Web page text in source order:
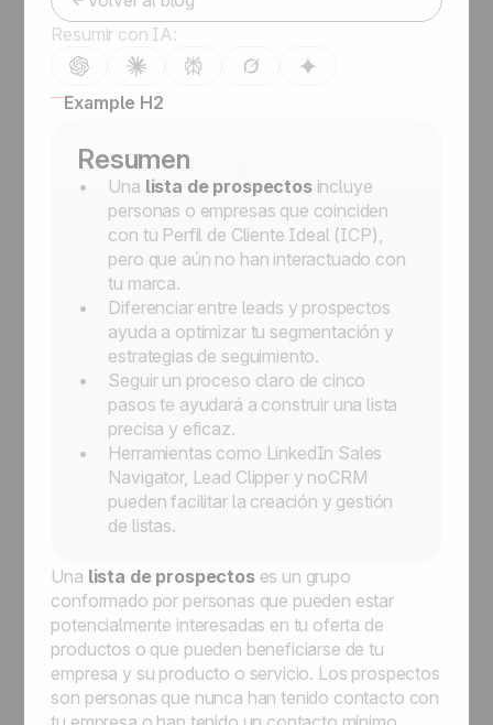
Resumir con IA:
Example H2
Resumen
Una lista de prospectosincluye
personas o empresas que coinciden
con tu Perfil de Cliente Ideal (ICP),
pero que aún no han interactuado con
tu marca.
Diferenciar entre leads y prospectos
ayuda a optimizar tu segmentación y
estrategias de seguimiento.
Seguir un proceso claro de cinco
pasos te ayudará a construir una lista
precisa y eficaz.
Herramientas como LinkedIn Sales
Navigator, Lead Clipper y noCRM
pueden facilitar la creación y gestión
de listas.
Una lista de prospectoses un grupo
conformado por personas que pueden estar
potencialmente interesadas en tu oferta de
productos o que pueden beneficiarse de tu
empresa y su producto o servicio. Los prospectos
son personas que nunca han tenido contacto con